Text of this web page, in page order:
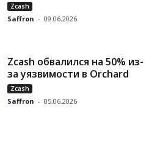
Zcash
Saffron - 09.06.2026
Zcash обвалился на 50% из-
за уязвимости в Orchard
Zcash
Saffron - 05.06.2026